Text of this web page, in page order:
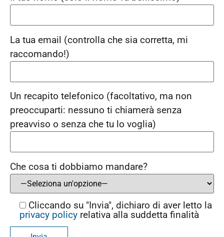
La tua email (controlla che sia corretta, mi
raccomando!)
Un recapito telefonico (facoltativo, ma non
preoccuparti: nessuno ti chiamerà senza
preavviso o senza che tu lo voglia)
Che cosa ti dobbiamo mandare?
Cliccando su "Invia", dichiaro di aver letto la
privacy policy relativa alla suddetta finalità